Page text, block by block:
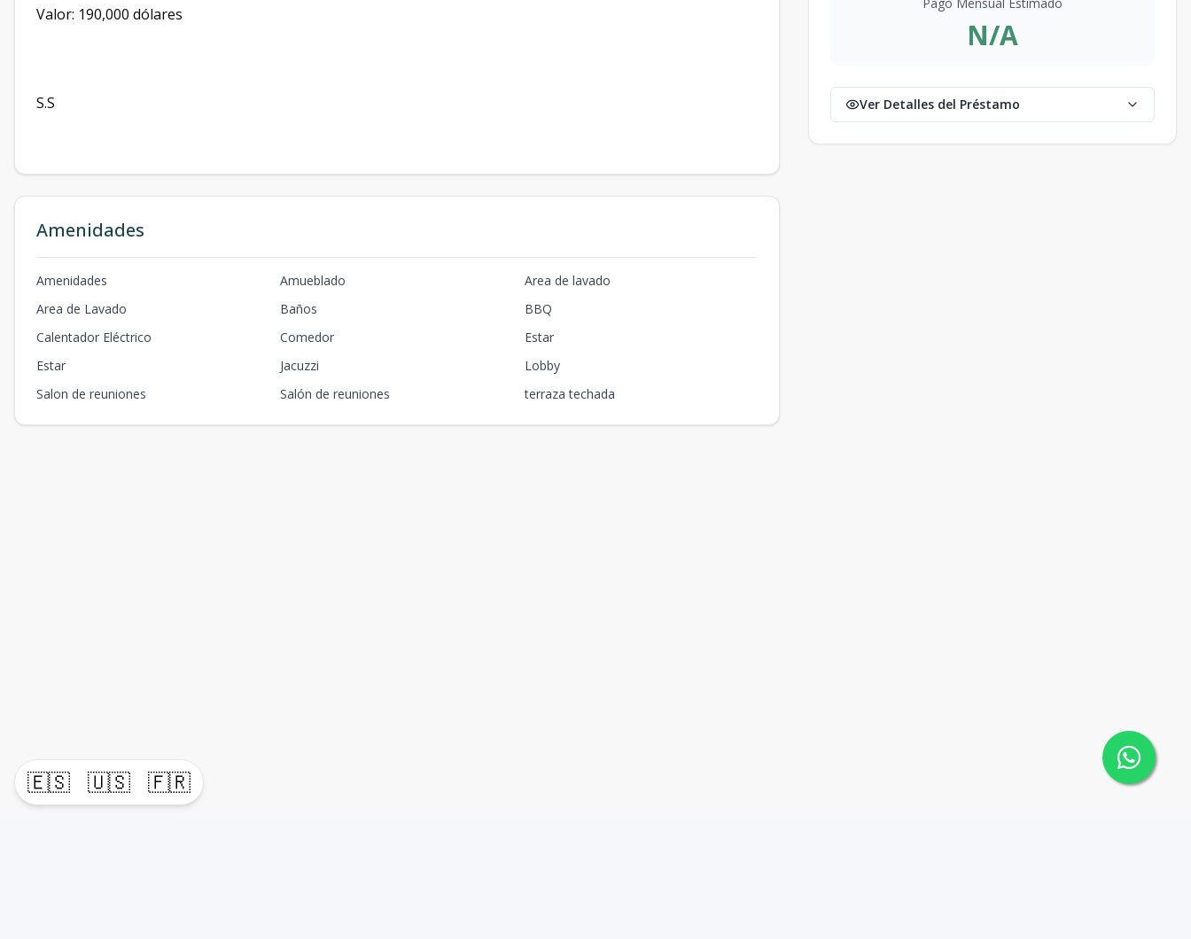
🇪🇸 🇺🇸 🇫🇷
Valor: 190,000 dólares
S.S
Amenidades
Amenidades Amueblado
Area de lavado
Area de Lavado
Baños
BBQ
Calentador Eléctrico
Comedor
Estar
Estar
Jacuzzi
Lobby
Salon de reuniones
Salón de reuniones terraza techada
N/A
Ver Detalles del Préstamo